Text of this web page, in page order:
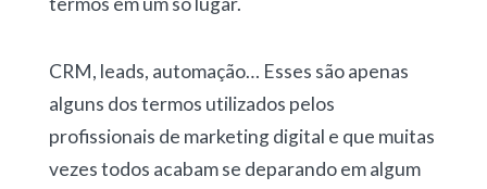
CRM, leads, automação… Esses são apenas
alguns dos termos utilizados pelos
profissionais de marketing digital e que muitas
vezes todos acabam se deparando em algum